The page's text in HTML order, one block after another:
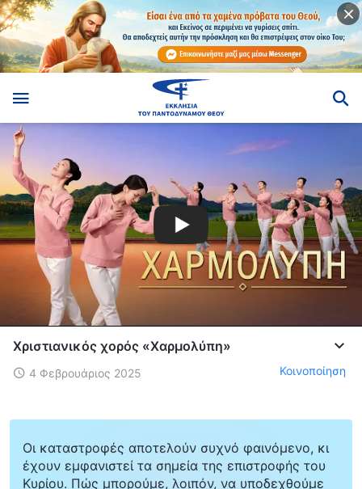
Χριστιανικός χορός «Χαρμολύπη»
4 Φεβρουάριος 2025 Κοινοποίηση
Οι καταστροφές αποτελούν συχνό φαινόμενο, κι
έχουν εμφανιστεί τα σημεία της επιστροφής του
Κυρίου. Πώς μπορούμε, λοιπόν, να υποδεχθούμε